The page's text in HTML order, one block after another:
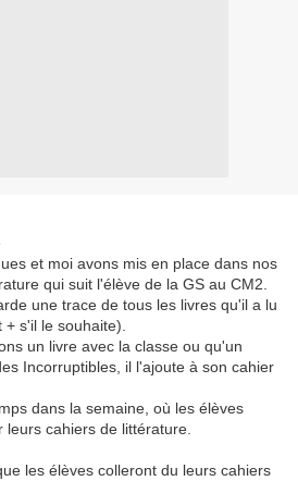
et moi avons mis en place dans nos
qui suit l'élève de la GS au CM2.
une trace de tous les livres qu'il a lu
s'il le souhaite).
un livre avec la classe ou qu'un
Incorruptibles, il l'ajoute à son cahier
dans la semaine, où les élèves
cahiers de littérature.
les élèves colleront du leurs cahiers